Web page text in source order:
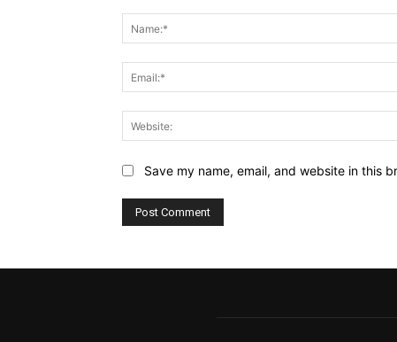
Save my name, email, and website in this